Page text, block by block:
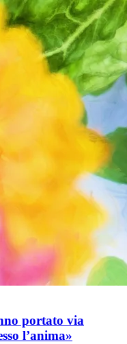
portato via
l’anima»